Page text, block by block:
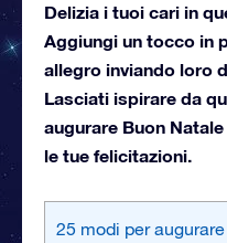
Delizia i tuoi cari in
Aggiungi un tocco in
allegro inviando loro
Lasciati ispirare da
augurare Buon
le tue felicitazioni.
25 modi per